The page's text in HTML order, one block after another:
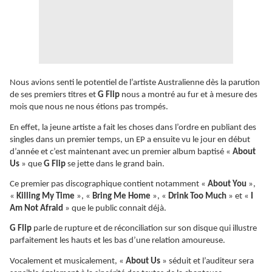
Nous avions senti le potentiel de l’artiste Australienne dès la parution
de ses premiers titres et G Flip nous a montré au fur et à mesure des
mois que nous ne nous étions pas trompés.
En effet, la jeune artiste a fait les choses dans l’ordre en publiant des
singles dans un premier temps, un EP a ensuite vu le jour en début
d’année et c’est maintenant avec un premier album baptisé « About
Us » que G Flip se jette dans le grand bain.
Ce premier pas discographique contient notamment « About You »,
« Killing My Time », « Bring Me Home », « Drink Too Much » et «
Am Not Afraid » que le public connait déjà.
G Flip parle de rupture et de réconciliation sur son disque qui illustre
parfaitement les hauts et les bas d’une relation amoureuse.
Vocalement et musicalement, « About Us » séduit et l’auditeur sera